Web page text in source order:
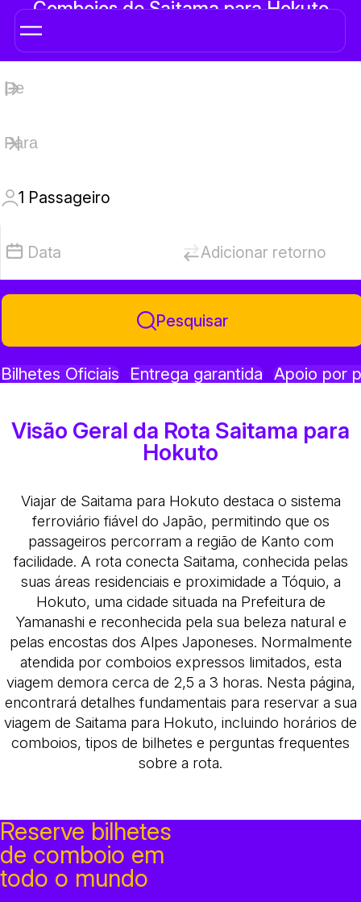
Comboios de Saitama para Hokuto
1 Passageiro
Data Adicionar retorno
Pesquisar
Bilhetes Oficiais Entrega garantida Apoio por
Visão Geral da Rota Saitama para
Hokuto
Viajar de Saitama para Hokuto destaca o sistema
ferroviário fiável do Japão, permitindo que os
passageiros percorram a região de Kanto com
facilidade. A rota conecta Saitama, conhecida pelas
suas áreas residenciais e proximidade a Tóquio, a
Hokuto, uma cidade situada na Prefeitura de
Yamanashi e reconhecida pela sua beleza natural e
pelas encostas dos Alpes Japoneses. Normalmente
atendida por comboios expressos limitados, esta
viagem demora cerca de 2,5 a 3 horas. Nesta página,
encontrará detalhes fundamentais para reservar a sua
viagem de Saitama para Hokuto, incluindo horários de
comboios, tipos de bilhetes e perguntas frequentes
sobre a rota.
Reserve bilhetes
de comboio em
todo o mundo